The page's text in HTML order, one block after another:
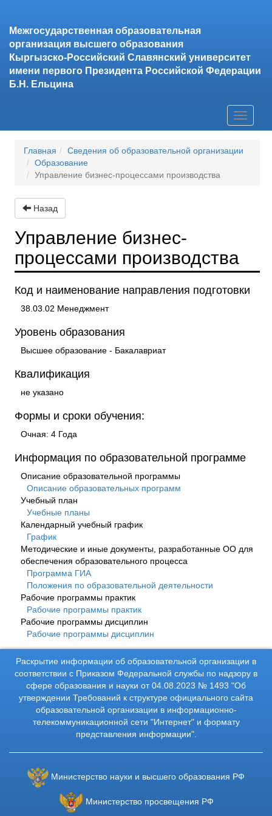
Межгосударственная образовательная
организация высшего образования
Кыргызско-Российский Славянский университет
имени первого Президента Российской Федерации
Б.Н. Ельцина
Toggle
Главная
Сведения об образовательной организации
Образование
Управление бизнес-процессами производства
Назад
Управление бизнес-
процессами производства
Код и наименование направления подготовки
38.03.02 Менеджмент
Уровень образования
Высшее образование - Бакалавриат
Квалификация
не указано
Формы и сроки обучения:
Очная: 4 Года
Информация по образовательной программе
Описание образовательной программы
Описание образовательных программ
Учебный план
Учебные планы
Календарный учебный график
График
Методические и иные документы, разработанные ОО для
обеспечения образовательного процесса
Программа ГИА
Положения по образовательной деятельности
Рабочие программы практик
Рабочие программы практик
Рабочие программы дисциплин
Рабочие программы дисциплин
Раскрытие информации об образовательной организации в
соответствии с Приказом Федеральной службы по надзору в
сфере образования и науки от 04.08.2023 № 1493 "Об
утверждении Требований к структуре официального сайта
образовательной организации в информационно-
телекоммуникационной сети "Интернет" и формату
представления информации".
Министерство науки и высшего образования РФ
Министерство просвещения РФ